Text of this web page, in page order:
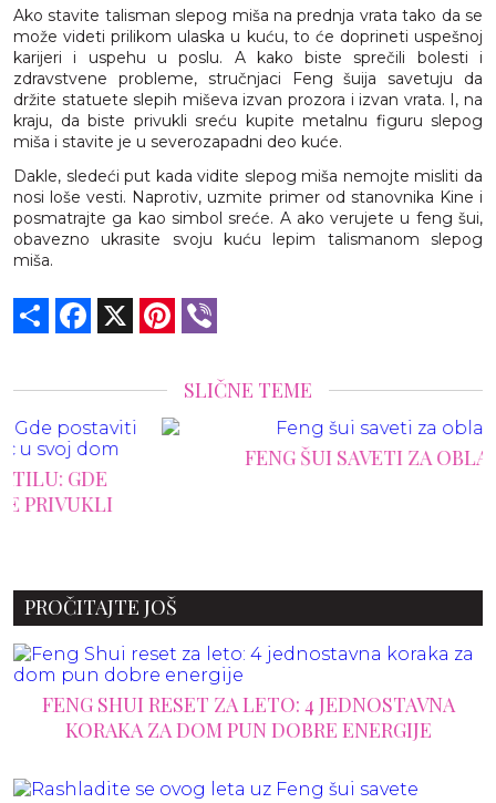
Ako stavite talisman slepog miša na prednja vrata tako da se
može videti prilikom ulaska u kuću, to će doprineti uspešnoj
karijeri i uspehu u poslu. A kako biste sprečili bolesti i
zdravstvene probleme, stručnjaci Feng šuija savetuju da
držite statuete slepih miševa izvan prozora i izvan vrata. I, na
kraju, da biste privukli sreću kupite metalnu figuru slepog
miša i stavite je u severozapadni deo kuće.
Dakle, sledeći put kada vidite slepog miša nemojte misliti da
nosi loše vesti. Naprotiv, uzmite primer od stanovnika Kine i
posmatrajte ga kao simbol sreće. A ako verujete u feng šui,
obavezno ukrasite svoju kuću lepim talismanom slepog
miša.
Share Facebook Pinterest
SLIČNE TEME
FENG ŠUI SAVETI ZA OBLAČENJE
PROČITAJTE JOŠ
FENG SHUI RESET ZA LETO: 4 JEDNOSTAVNA
KORAKA ZA DOM PUN DOBRE ENERGIJE